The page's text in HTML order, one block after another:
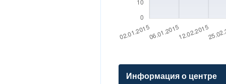
Информация о центре